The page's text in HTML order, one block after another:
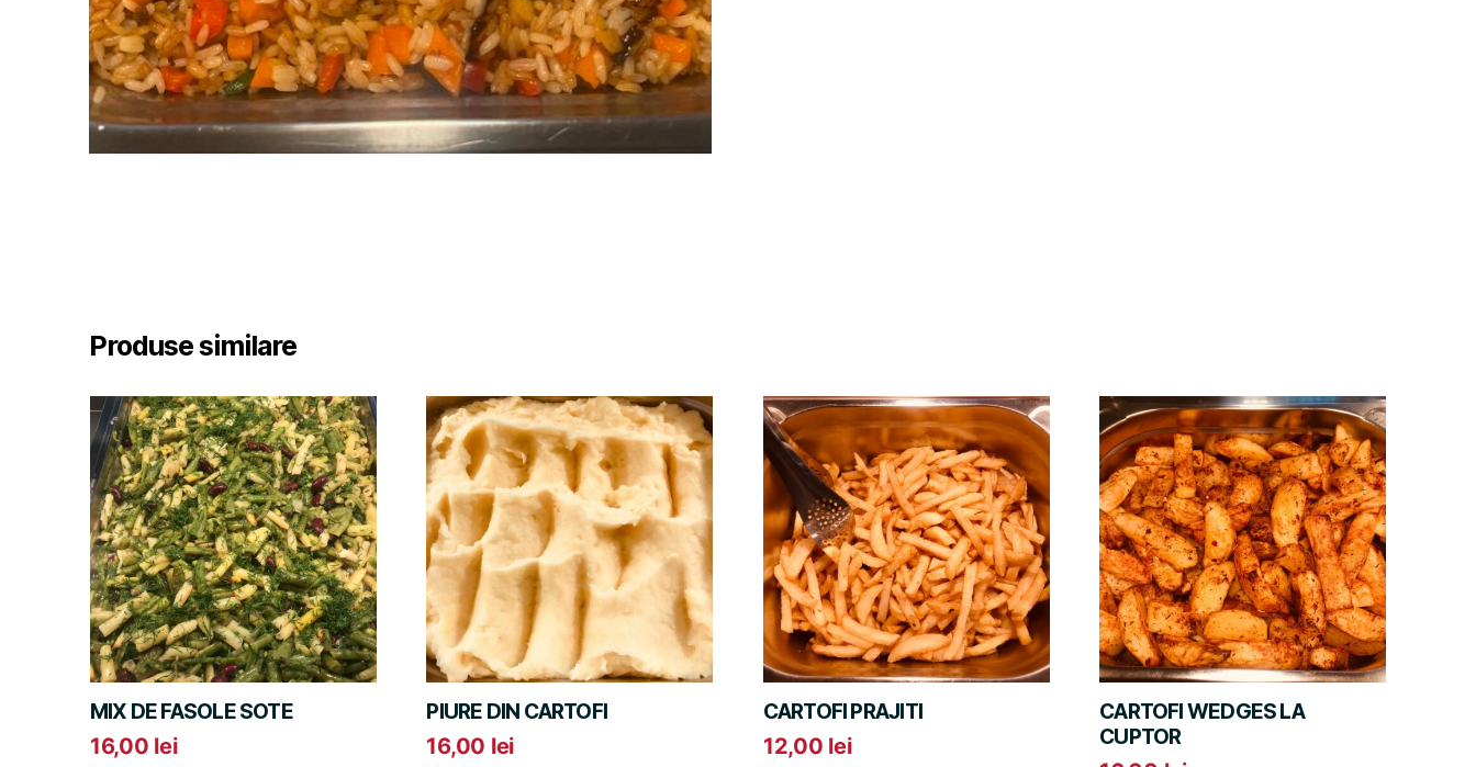
Produse similare
MIX DE FASOLE SOTE
16,00 lei
PIURE DIN CARTOFI
16,00 lei
CARTOFI PRAJITI
12,00 lei
CARTOFI WEDGES LA
CUPTOR